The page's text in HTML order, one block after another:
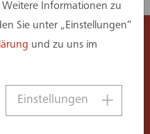
/ Controlling
Informationen zu
Sie unter „Einstellungen“
und zu uns im
Einstellungen